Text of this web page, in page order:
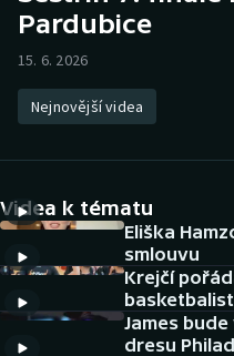
Hokej
Atletika
DALŠÍ SPORTY
Americký fotbal
Baseball a softbal
NEPŘEHLÉDNĚTE
Pardubice
15. 6. 2026
Nejnovější videa
Videa k tématu
Eliška
smlouvu
Krejčí
James
dresu